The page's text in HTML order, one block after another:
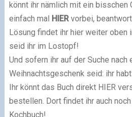
könnt ihr nämlich mit ein bisschen
einfach mal HIERvorbei,
Lösung findet ihr hier weiter oben
seid ihr im Lostopf!
Und sofern ihr auf der Suche nach
Weihnachtsgeschenk seid: ihr
Ihr könnt das Buch direkt HIER
bestellen. Dort findet ihr auch
Kochbuch!